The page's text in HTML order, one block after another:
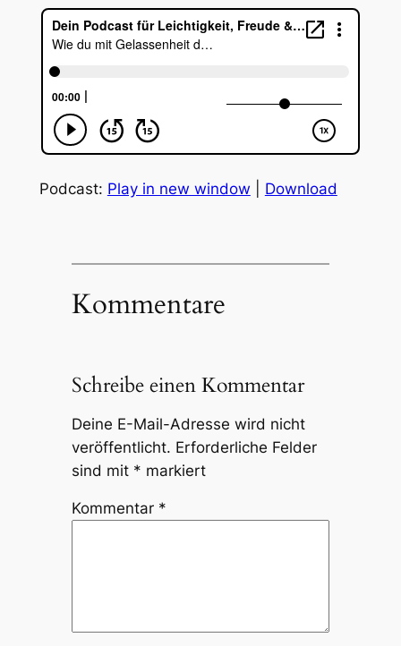
Podcast: Play in new window Download
Kommentare
Schreibe einen Kommentar
Deine E-Mail-Adresse wird nicht
veröffentlicht. Erforderliche Felder
sind mit * markiert
Kommentar *